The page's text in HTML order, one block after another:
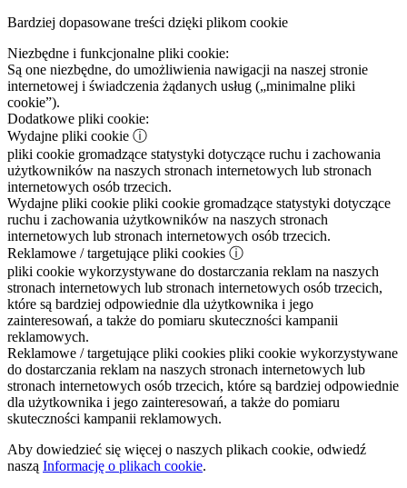
Bardziej dopasowane treści dzięki plikom cookie
Niezbędne i funkcjonalne pliki cookie:
Są one niezbędne, do umożliwienia nawigacji na naszej stronie
internetowej i świadczenia żądanych usług („minimalne pliki
cookie”).
Dodatkowe pliki cookie:
Wydajne pliki cookie ⓘ
pliki cookie gromadzące statystyki dotyczące ruchu i zachowania
użytkowników na naszych stronach internetowych lub stronach
internetowych osób trzecich.
Wydajne pliki cookie pliki cookie gromadzące statystyki dotyczące
ruchu i zachowania użytkowników na naszych stronach
internetowych lub stronach internetowych osób trzecich.
Reklamowe / targetujące pliki cookies ⓘ
pliki cookie wykorzystywane do dostarczania reklam na naszych
stronach internetowych lub stronach internetowych osób trzecich,
które są bardziej odpowiednie dla użytkownika i jego
zainteresowań, a także do pomiaru skuteczności kampanii
reklamowych.
Reklamowe / targetujące pliki cookies pliki cookie wykorzystywane
do dostarczania reklam na naszych stronach internetowych lub
stronach internetowych osób trzecich, które są bardziej odpowiednie
dla użytkownika i jego zainteresowań, a także do pomiaru
skuteczności kampanii reklamowych.
Aby dowiedzieć się więcej o naszych plikach cookie, odwiedź
naszą Informację o plikach cookie.